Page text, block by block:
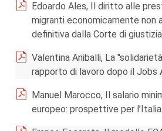
Edoardo Ales, Il diritto alle
migranti economicamente non
definitiva dalla Corte di giustizia
Valentina Aniballi, La
rapporto di lavoro dopo il Jobs
Manuel Marocco, Il salario
europeo: prospettive per l’Italia